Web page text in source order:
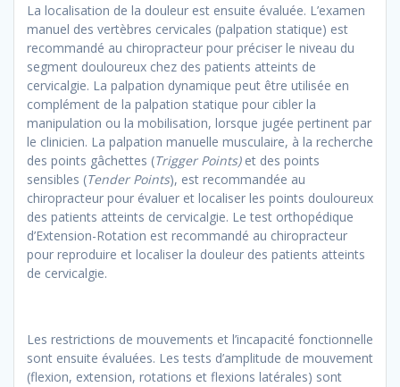
La localisation de la douleur est ensuite évaluée. L’examen
manuel des vertèbres cervicales (palpation statique) est
recommandé au chiropracteur pour préciser le niveau du
segment douloureux chez des patients atteints de
cervicalgie. La palpation dynamique peut être utilisée en
complément de la palpation statique pour cibler la
manipulation ou la mobilisation, lorsque jugée pertinent par
le clinicien. La palpation manuelle musculaire, à la recherche
des points gâchettes (Trigger Points)et des points
sensibles (Tender Points), est recommandée au
chiropracteur pour évaluer et localiser les points douloureux
des patients atteints de cervicalgie. Le test orthopédique
d’Extension-Rotation est recommandé au chiropracteur
pour reproduire et localiser la douleur des patients atteints
de cervicalgie.
Les restrictions de mouvements et l’incapacité fonctionnelle
sont ensuite évaluées. Les tests d’amplitude de mouvement
(flexion, extension, rotations et flexions latérales) sont